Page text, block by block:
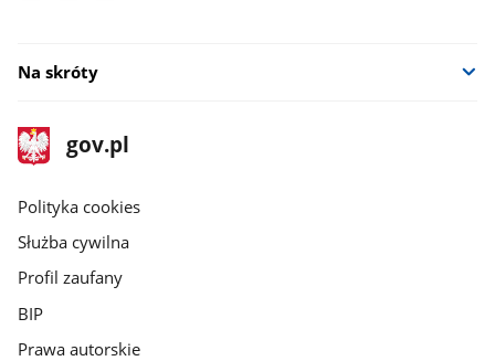
Na skróty
stopka
gov.pl
Strona
gov.pl
gov.pl
Polityka cookies
Służba cywilna
Profil zaufany
BIP
Prawa autorskie